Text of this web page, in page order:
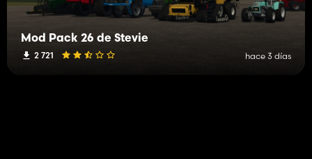
Mod Pack 26 de Stevie
2 721 hace 3 días